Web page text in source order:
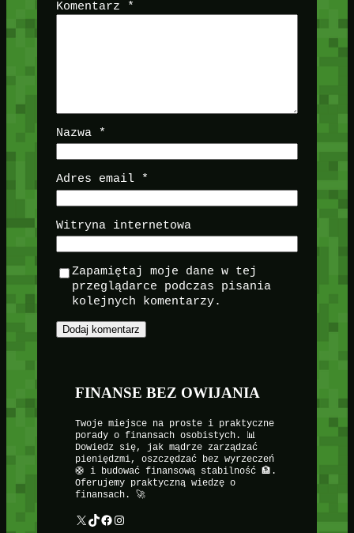
Komentarz *
Nazwa *
Adres email *
Witryna internetowa
Zapamiętaj moje dane w tej
przeglądarce podczas pisania
kolejnych komentarzy.
FINANSE BEZ OWIJANIA
Twoje miejsce na proste i praktyczne
porady o finansach osobistych. 📊
Dowiedz się, jak mądrze zarządzać
pieniędzmi, oszczędzać bez wyrzeczeń
🛟 i budować finansową stabilność 🏦.
Oferujemy praktyczną wiedzę o
finansach. 🚀
X TikTok Facebook Instagram